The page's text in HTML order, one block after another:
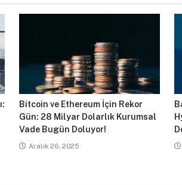
Bitcoin ve Ethereum İçin Rekor
Gün: 28 Milyar Dolarlık Kurumsal
Vade Bugün Doluyor!
Aralık 26, 2025